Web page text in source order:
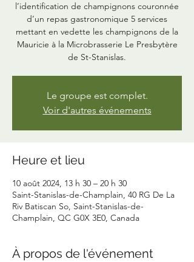
l’identification de champignons couronnée
d’un repas gastronomique 5 services
mettant en vedette les champignons de la
Mauricie à la Microbrasserie Le Presbytère
de St-Stanislas.
Le groupe est complet.
Voir d'autres événements
Heure et lieu
10 août 2024, 13 h 30 – 20 h 30
Saint-Stanislas-de-Champlain, 40 RG De La
Riv Batiscan So, Saint-Stanislas-de-
Champlain, QC G0X 3E0, Canada
À propos de l'événement